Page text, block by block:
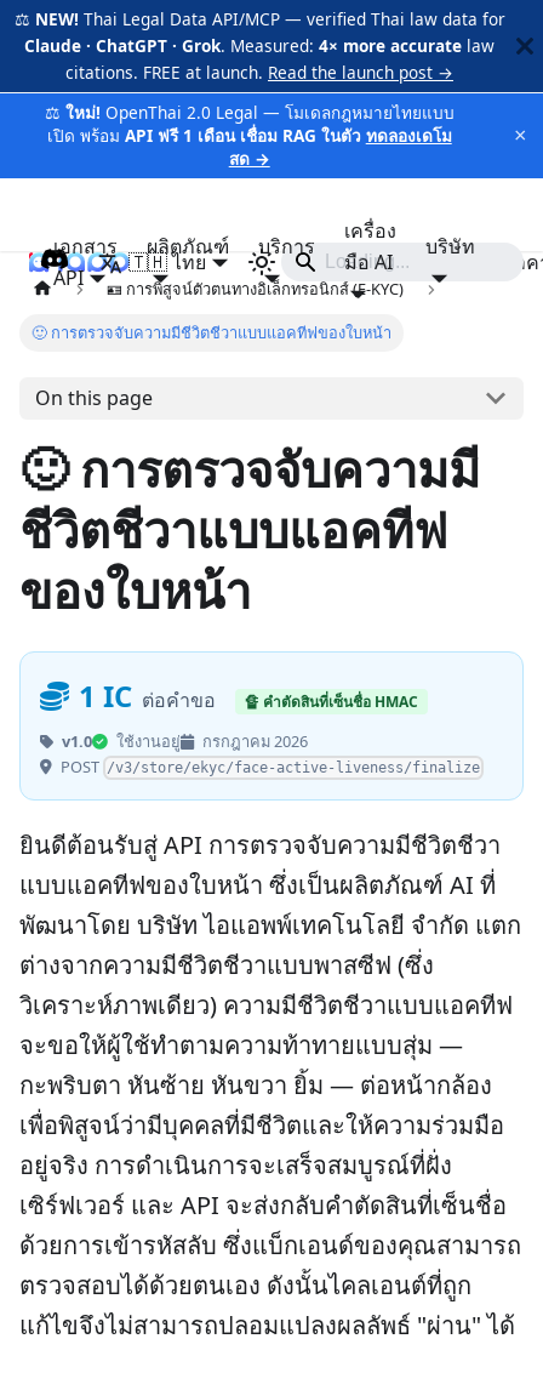
⚖️ NEW! Thai Legal Data API/MCP — verified Thai law data for
Claude · ChatGPT · Grok. Measured: 4× more accurate law
citations. FREE at launch. Read the launch post →
⚖️ ใหม่! OpenThai 2.0 Legal — โมเดลกฎหมายไทยแบบ
เปิด พร้อม API ฟรี 1 เดือน เชื่อม RAG ในตัว ทดลองเดโม
สด →
×
iApp
เอกสาร
API
ผลิตภัณฑ์ บริการ
เครื่อง
มือ AI
บริษัท
รา
🇹🇭 ไทย
🪪 การพิสูจน์ตัวตนทางอิเล็กทรอนิกส์ (E-KYC)
🙂 การตรวจจับความมีชีวิตชีวาแบบแอคทีฟของใบหน้า
On this page
🙂 การตรวจจับความมี
ชีวิตชีวาแบบแอคทีฟ
ของใบหน้า
1 IC ต่อคำขอ 🔏 คำตัดสินที่เซ็นชื่อ HMAC
v1.0 ใช้งานอยู่
กรกฎาคม 2026
POST /v3/store/ekyc/face-active-liveness/finalize
ยินดีต้อนรับสู่ API การตรวจจับความมีชีวิตชีวา
แบบแอคทีฟของใบหน้า ซึ่งเป็นผลิตภัณฑ์ AI ที่
พัฒนาโดย บริษัท ไอแอพพ์เทคโนโลยี จำกัด แตก
ต่างจากความมีชีวิตชีวาแบบพาสซีฟ (ซึ่ง
วิเคราะห์ภาพเดียว) ความมีชีวิตชีวาแบบแอคทีฟ
จะขอให้ผู้ใช้ทำตามความท้าทายแบบสุ่ม —
กะพริบตา หันซ้าย หันขวา ยิ้ม — ต่อหน้ากล้อง
เพื่อพิสูจน์ว่ามีบุคคลที่มีชีวิตและให้ความร่วมมือ
อยู่จริง การดำเนินการจะเสร็จสมบูรณ์ที่ฝั่ง
เซิร์ฟเวอร์ และ API จะส่งกลับคำตัดสินที่เซ็นชื่อ
ด้วยการเข้ารหัสลับ ซึ่งแบ็กเอนด์ของคุณสามารถ
ตรวจสอบได้ด้วยตนเอง ดังนั้นไคลเอนต์ที่ถูก
แก้ไขจึงไม่สามารถปลอมแปลงผลลัพธ์ "ผ่าน" ได้